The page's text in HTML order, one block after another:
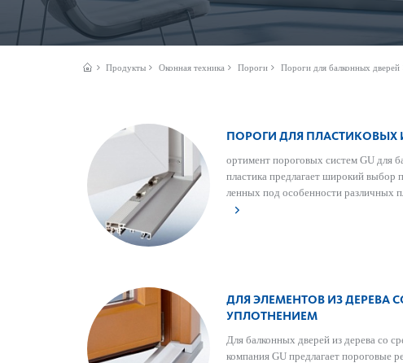
Продукты Оконная техника Пороги Пороги для балконных дверей
ПОРОГИ ДЛЯ ПЛАСТИКОВЫХ
ортимент пор­оговых систем GU для
пла­стика предлагает широкий выбор
ленных под особенности различных
ДЛЯ ЭЛЕМЕНТОВ ИЗ ДЕРЕВА
УПЛОТНЕНИЕМ
Для балконных дверей из дерева со
компания GU предлагает пор­оговые